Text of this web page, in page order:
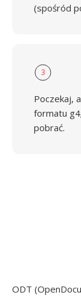
(spośród
3
Poczekaj,
formatu
pobrać.
ODT